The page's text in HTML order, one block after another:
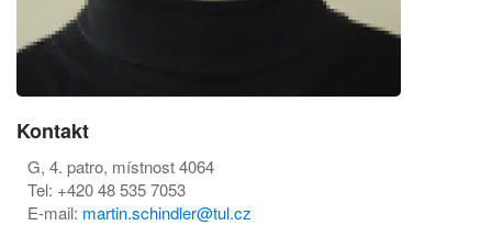
Kontakt
G, 4. patro, místnost 4064
Tel: +420 48 535 7053
E-mail: martin.schindler@tul.cz